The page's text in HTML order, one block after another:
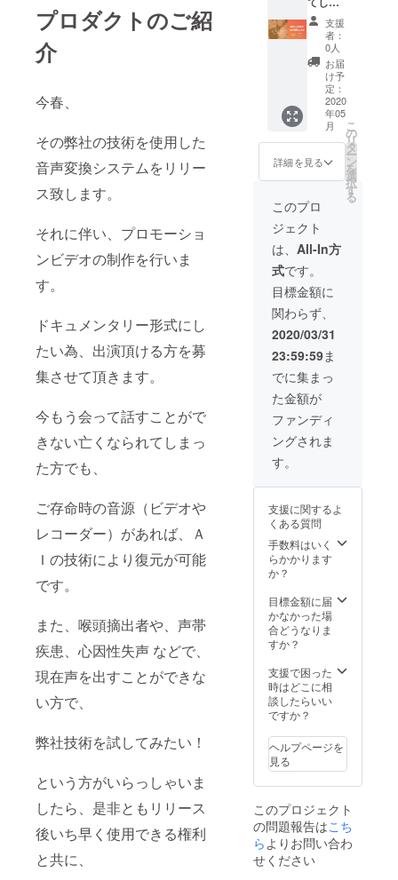
プロダクトのご紹
介
今春、
その弊社の技術を使用した
音声変換システムをリリー
ス致します。
それに伴い、プロモーショ
ンビデオの制作を行いま
す。
ドキュメンタリー形式にし
たい為、出演頂ける方を募
集させて頂きます。
今もう会って話すことがで
きない亡くなられてしまっ
た方でも、
ご存命時の音源（ビデオや
レコーダー）があれば、Ａ
Ｉの技術により復元が可能
です。
また、喉頭摘出者や、声帯
疾患、心因性失声 などで、
現在声を出すことができな
い方で、
弊社技術を試してみたい！
という方がいらっしゃいま
したら、是非ともリリース
後いち早く使用できる権利
と共に、
そして我々
は、さらな
る音声技術
の可能性を
追究し、
革命的な技
術を世の中
に届けるこ
とにより、
貢献してい
きます。
ション
ビデオ
に出演
できる
権利と
共に、
制作
後、メ
イキン
グ映像
を含め
た動画
しま
現在、
発声す
ること
が困難
な方を
対象と
してお
りま
音声復
元に
は、過
去の音
声デー
タが必
要とな
記２つ
に該当
する方
のみの
ご支援
を受付
す。 ま
た、実
際に一
たた
め、で
きれば
関東圏
のご応
募をお
待ちし
ており
しまっ
た方の
音声
データ
があれ
ば、 そ
の方の
声を復
元し、
会話を
するこ
とが可
支援を
頂ける
方に
は、 弊
社技術
をご提
供の
上、 ド
キュメ
ンタ
リー風
プロ
モー
ション
ビデオ
に出演
できる
権利と
後、メ
イキン
グ映像
を含め
た動画
をお渡
す。 ※
亡くな
られて
復元を
した
い！と
いう方
とさせ
て頂き
ます。
※音声復
は、ご
存命中
の音声
データ
が必要
まった
方の音
声の復
元をし
い！】
技術Ｌ
Ｐ：
https://
preview
.studio.
design/l
ive/xN
WY5kl
WlB/on
es_voic
e 既に
亡くな
られて
しまっ
た方の
音声
データ
があれ
ば、 そ
の方の
声を復
元し、
会話を
するこ
とが可
支援を
方に
は、 弊
社技術
をご提
供の
キュメ
ンタ
リー風
プロ
ション
ビデオ
に出演
できる
共に、
制作
後、メ
イキン
を含め
た動画
をお渡
しいた
しま
支援
者：
0人
お届
け予
定：
2020
年05
月
詳細を見る
こ
の
リ
タ
ー
ン
を
選
択
す
る
このプロ
ジェクト
は、 All-In方
式です。
目標金額に
関わらず、
2020/03/31
23:59:59ま
でに集まっ
た金額が
ファンディ
ングされま
す。
支援に関するよ
くある質問
手数料はいく
らかかります
か？
目標金額に届
かなかった場
合どうなりま
すか？
支援で困った
時はどこに相
談したらいい
ですか？
ヘルプページを
見る
このプロジェクト
の問題報告はこち
らよりお問い合わ
せください